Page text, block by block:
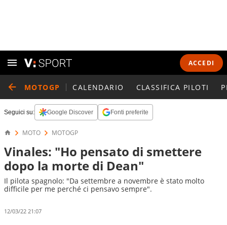
ACCEDI
MOTOGP CALENDARIO CLASSIFICA PILOTI
Seguici su: Google Discover Fonti preferite
MOTO MOTOGP
Vinales: "Ho pensato di smettere
dopo la morte di Dean"
Il pilota spagnolo: "Da settembre a novembre è stato molto
difficile per me perché ci pensavo sempre".
12/03/22 21:07